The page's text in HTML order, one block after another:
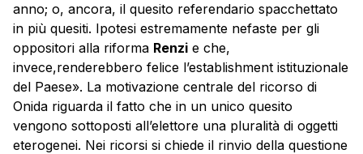
anno; o, ancora, il quesito referendario spacchettato
in più quesiti. Ipotesi estremamente nefaste per gli
oppositori alla riforma Renzi e che,
invece,renderebbero felice l’establishment istituzionale
del Paese». La motivazione centrale del ricorso di
Onida riguarda il fatto che in un unico quesito
vengono sottoposti all’elettore una pluralità di oggetti
eterogenei. Nei ricorsi si chiede il rinvio della questione